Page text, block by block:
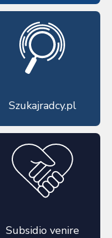
Szukajradcy.pl
Subsidio venire